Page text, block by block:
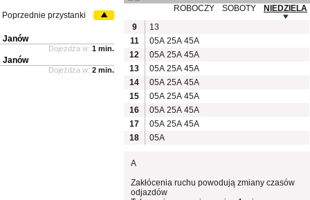
ROBOCZY
SOBOTY
NIEDZIELA
9
13
11
05A 25A 45A
12
05A 25A 45A
13
05A 25A 45A
14
05A 25A 45A
15
05A 25A 45A
16
05A 25A 45A
17
05A 25A 45A
18
05A
A
Zakłócenia ruchu powodują zmiany czasów
odjazdów
Poprzednie przystanki
Janów
Dojeżdża w: 1 min.
Janów
Dojeżdża w: 2 min.